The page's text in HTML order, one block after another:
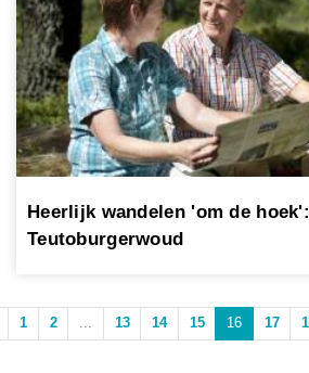
Heerlijk wandelen 'om de hoek':
Teutoburgerwoud
1 2 ... 13 14 15 16 17